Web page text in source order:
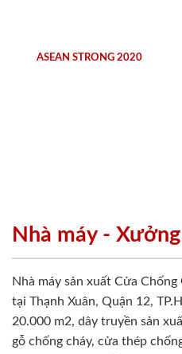
ASEAN STRONG 2020
Nhà máy -
Nhà máy sản xuất Cửa
tại Thạnh Xuân, Quận 12,
20.000 m2, dây truyền sản
gỗ chống cháy, cửa thép